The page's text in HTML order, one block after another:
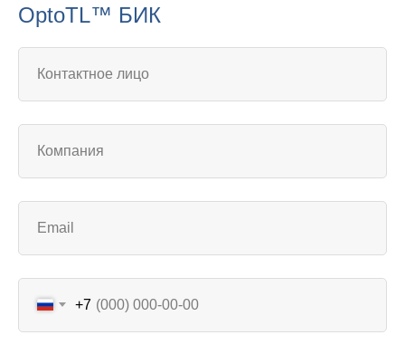
OptoTL™ БИК
+7